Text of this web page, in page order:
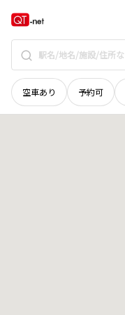
空車あり 予約可
福井県